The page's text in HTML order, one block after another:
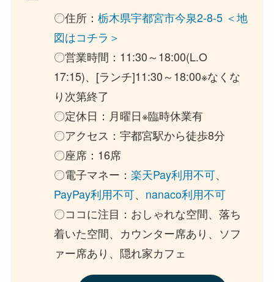
〇住所： 栃木県宇都宮市今泉2-8-5 ＜地
図はコチラ＞
〇営業時間：11:30～18:00(L.O
17:15)、[ランチ]11:30～18:00※なくな
り次第終了
〇定休日：月曜日※臨時休業有
〇アクセス：宇都宮駅から徒歩8分
〇座席：16席
〇電子マネー： 楽天Pay利用不可、
PayPay利用不可、 nanaco利用不可
〇ココに注目：おしゃれな空間、落ち
着いた空間、カウンター席あり、ソフ
ァー席あり、隠れ家カフェ